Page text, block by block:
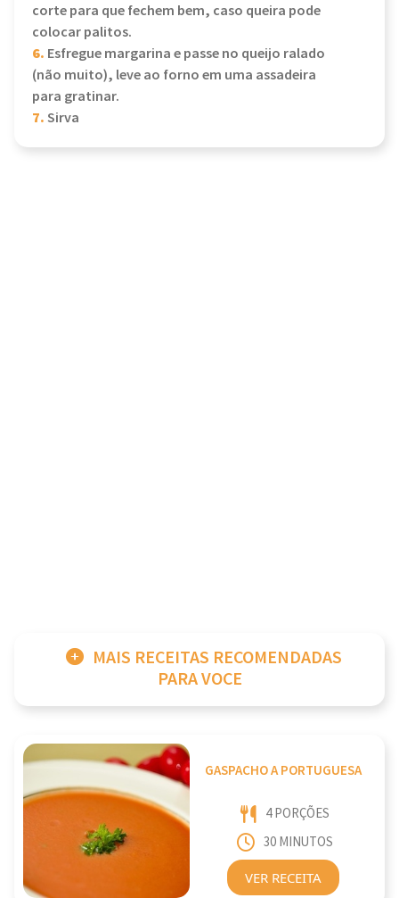
corte para que fechem bem, caso queira pode
colocar palitos.
6. Esfregue margarina e passe no queijo ralado
(não muito), leve ao forno em uma assadeira
para gratinar.
7.Sirva
MAIS RECEITAS RECOMENDADAS
PARA VOCE
GASPACHO A PORTUGUESA
4 PORÇÕES
30 MINUTOS
VER RECEITA